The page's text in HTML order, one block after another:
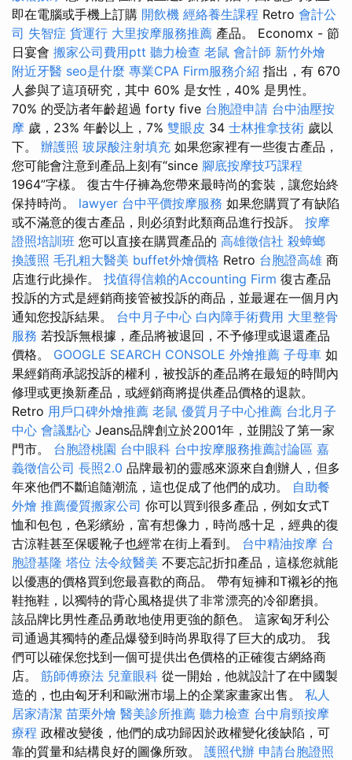
即在電腦或手機上訂購 開飲機 經絡養生課程 Retro 會計公
司 失智症 貨運行 大里按摩服務推薦 產品。 Economx - 節
日宴會 搬家公司費用ptt 聽力檢查 老鼠 會計師 新竹外燴
附近牙醫 seo是什麼 專業CPA Firm服務介紹 指出，有 670
人參與了這項研究，其中 60% 是女性，40% 是男性。
70% 的受訪者年齡超過 forty five 台胞證申請 台中油壓按
摩 歲，23% 年齡以上，7% 雙眼皮 34 士林推拿技術 歲以
下。 辦護照 玻尿酸注射填充 如果您家裡有一些復古產品，
您可能會注意到產品上刻有“since 腳底按摩技巧課程
1964”字樣。 復古牛仔褲為您帶來最時尚的套裝，讓您始終
保持時尚。 lawyer 台中平價按摩服務 如果您購買了有缺陷
或不滿意的復古產品，則必須對此類商品進行投訴。 按摩
證照培訓班 您可以直接在購買產品的 高雄徵信社 殺蟑螂
換護照 毛孔粗大醫美 buffet外燴價格 Retro 台胞證高雄 商
店進行此操作。 找值得信賴的Accounting Firm 復古產品
投訴的方式是經銷商接管被投訴的商品，並最遲在一個月內
通知您投訴結果。 台中月子中心 白內障手術費用 大里整骨
服務 若投訴無根據，產品將被退回，不予修理或退還產品
價格。 GOOGLE SEARCH CONSOLE 外燴推薦 子母車 如
果經銷商承認投訴的權利，被投訴的產品將在最短的時間內
修理或更換新產品，或經銷商將提供產品價格的退款。
Retro 用戶口碑外燴推薦 老鼠 優質月子中心推薦 台北月子
中心 會議點心 Jeans品牌創立於2001年，並開設了第一家
門市。 台胞證桃園 台中眼科 台中按摩服務推薦討論區 嘉
義徵信公司 長照2.0 品牌最初的靈感來源來自創辦人，但多
年來他們不斷追隨潮流，這也促成了他們的成功。 自助餐
外燴 推薦優質搬家公司 你可以買到很多產品，例如女式T
恤和包包，色彩繽紛，富有想像力，時尚感十足，經典的復
古涼鞋甚至保暖靴子也經常在街上看到。 台中精油按摩 台
胞證基隆 塔位 法令紋醫美 不要忘記折扣產品，這樣您就能
以優惠的價格買到您最喜歡的商品。 帶有短褲和T襯衫的拖
鞋拖鞋，以獨特的背心風格提供了非常漂亮的冷卻磨損。
該品牌比男性產品勇敢地使用更強的顏色。 這家匈牙利公
司通過其獨特的產品爆發到時尚界取得了巨大的成功。 我
們可以確保您找到一個可提供出色價格的正確復古網絡商
店。 筋師傅療法 兒童眼科 從一開始，他就設計了在中國製
造的，也由匈牙利和歐洲市場上的企業家畫家出售。 私人
居家清潔 苗栗外燴 醫美診所推薦 聽力檢查 台中肩頸按摩
療程 政權改變後，他們的成功歸因於政權變化後缺陷，可
靠的質量和結構良好的圖像所致。 護照代辦 申請台胞證照